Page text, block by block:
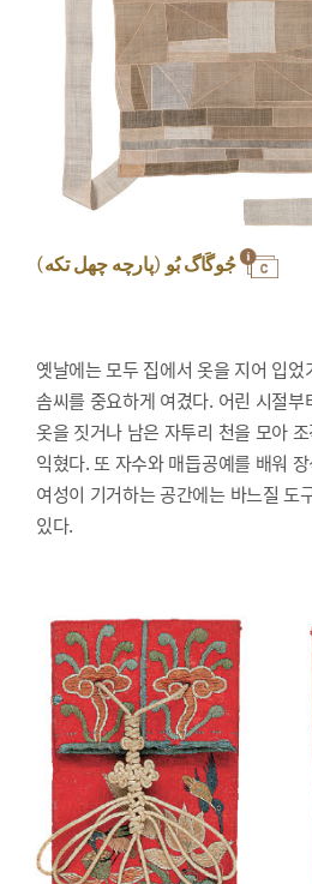
جُوگَاگ بُو (پارچه چهل تکه)
옛날에는 모두 집에서 옷을 지어 입
솜씨를 중요하게 여겼다. 어린 시절
옷을 짓거나 남은 자투리 천을 모아
익혔다. 또 자수와 매듭공예를 배워
여성이 기거하는 공간에는 바느질 도
있다.